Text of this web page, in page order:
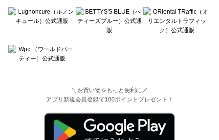
＼お買い物をもっと便利に／
アプリ新規会員登録で100ポイントプレゼント！